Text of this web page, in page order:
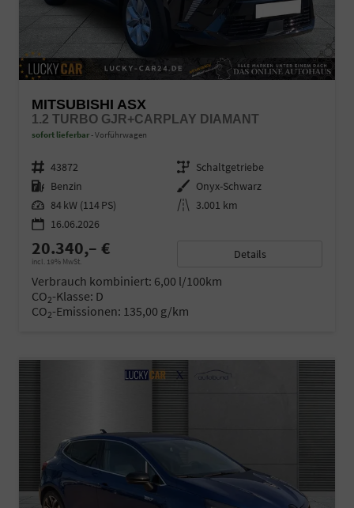
MITSUBISHI ASX
1.2 TURBO GJR+CARPLAY DIAMANT
sofort lieferbar Vorführwagen
Fahrzeugnr. 43872 Getriebe Schaltgetriebe
Kraftstoff Benzin Außenfarbe Onyx-Schwarz
Leistung 84 kW (114 PS) Kilometerstand 3.001 km
16.06.2026
20.340,– €
incl. 19% MwSt.
Details
Verbrauch kombiniert: 6,00 l/100km
CO2-Klasse: D
CO2-Emissionen: 135,00 g/km